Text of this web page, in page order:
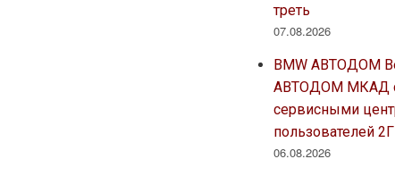
треть
07.08.2026
BMW АВТОДОМ
АВТОДОМ МКАД
сервисными
пользователей
06.08.2026